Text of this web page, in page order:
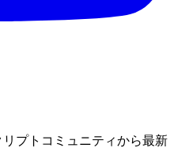
プトコミュニティから最新